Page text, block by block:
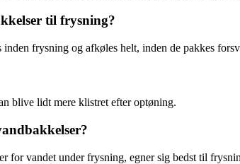
til frysning?
frysning og afkøles helt, inden de pakkes
blive lidt mere klistret efter optøning.
for vandet under frysning, egner sig bedst til